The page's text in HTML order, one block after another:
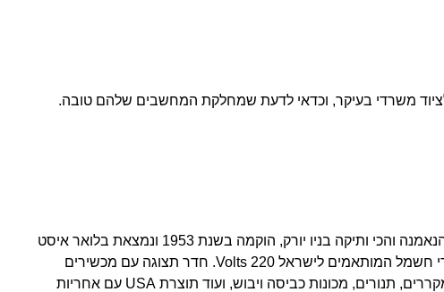
Bondy Export היא החנות הנאמנה והכי ותיקה בניו יורק, הוקמה בשנת 1953 ונמצאת בלואר איסט
סייד. מבחר גדול של מכשירי חשמל המותאמים לישראל 220 Volts. חדר תצוגה עם מכשירים
גדולים, מעולים ואיכותיים: מקררים, תנורים, מכונות כביסה ויבוש, ועוד תוצרת USA עם אחריות